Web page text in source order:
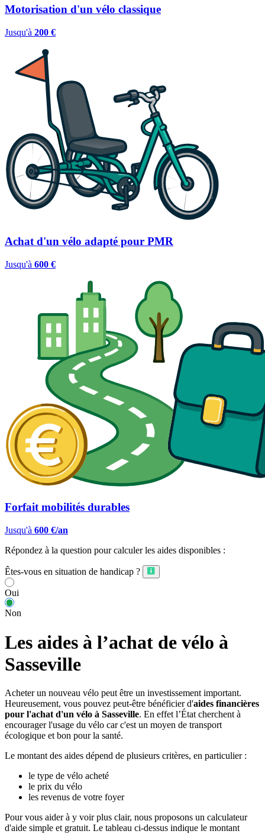
Motorisation d'un vélo classique
Jusqu'à 200 €
Achat d'un vélo adapté pour PMR
Jusqu'à 600 €
Forfait mobilités durables
Jusqu'à 600 €/an
Répondez à la question pour calculer les aides disponibles :
Êtes-vous en situation de handicap ?
Oui
Non
Les aides à l’achat de vélo à
Sasseville
Acheter un nouveau vélo peut être un investissement important.
Heureusement, vous pouvez peut-être bénéficier d'aides financières
pour l'achat d'un vélo à Sasseville. En effet l’État cherchent à
encourager l'usage du vélo car c'est un moyen de transport
écologique et bon pour la santé.
Le montant des aides dépend de plusieurs critères, en particulier :
le type de vélo acheté
le prix du vélo
les revenus de votre foyer
Pour vous aider à y voir plus clair, nous proposons un calculateur
d'aide simple et gratuit. Le tableau ci-dessus indique le montant